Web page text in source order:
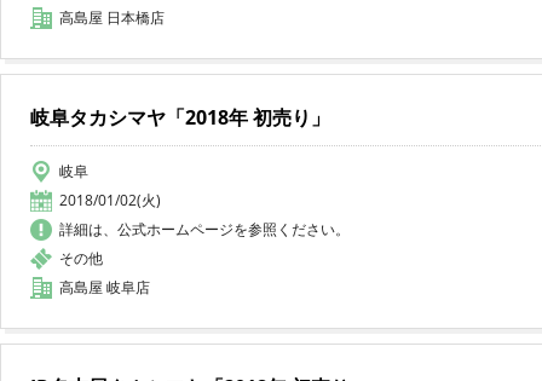
高島屋 日本橋店
岐阜タカシマヤ「2018年 初売り」
岐阜
2018/01/02(火)
詳細は、公式ホームページを参照ください。
その他
高島屋 岐阜店